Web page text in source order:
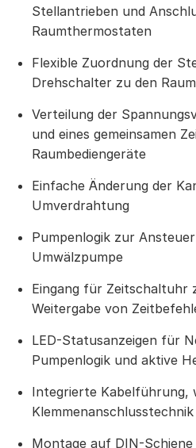
Stellantrieben und
Raumthermostaten
Flexible Zuordnung der
Drehschalter zu den
Verteilung der
und eines gemeinsamen
Raumbediengeräte
Einfache Änderung der
Umverdrahtung
Pumpenlogik zur
Umwälzpumpe
Eingang für Zeitschaltuhr
Weitergabe von
LED-Statusanzeigen für
Pumpenlogik und aktive
Integrierte Kabelführung,
Klemmenanschlusstechnik
Montage auf DIN-